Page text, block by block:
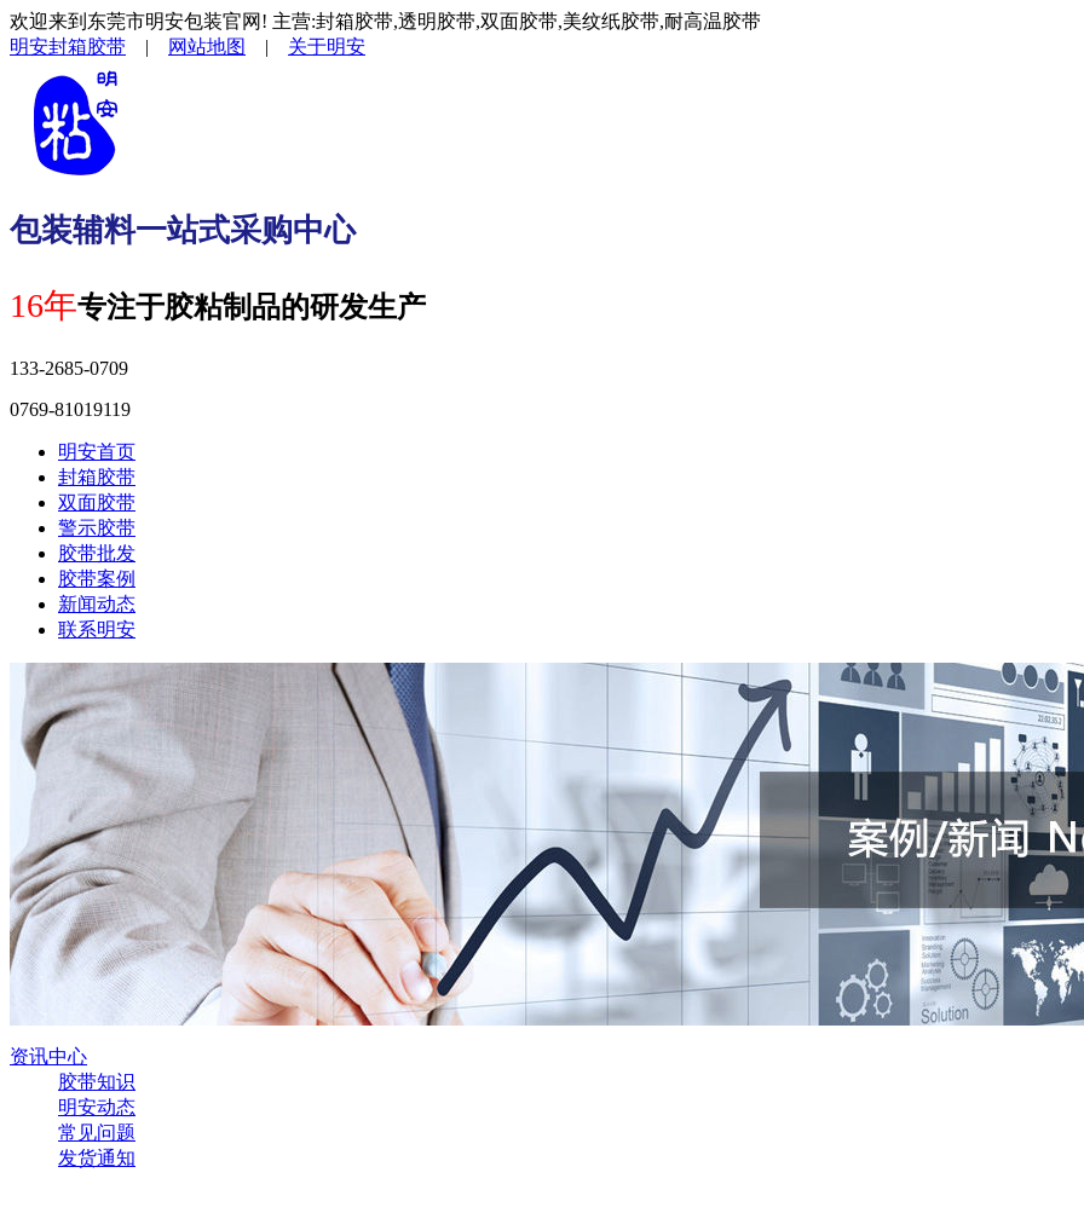
欢迎来到东莞市明安包装官网! 主营:封箱胶带,透明胶带,双面胶带,美纹纸胶带,耐高温胶带
明安封箱胶带 | 网站地图 | 关于明安
包装辅料一站式采购中心
16年专注于胶粘制品的研发生产
133-2685-0709
0769-81019119
明安首页
封箱胶带
双面胶带
警示胶带
胶带批发
胶带案例
新闻动态
联系明安
资讯中心
胶带知识
明安动态
常见问题
发货通知